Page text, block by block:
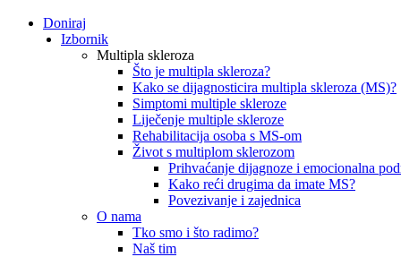
Doniraj
Izbornik
Multipla skleroza
Što je multipla skleroza?
Kako se dijagnosticira multipla skleroza (MS)?
Simptomi multiple skleroze
Liječenje multiple skleroze
Rehabilitacija osoba s MS-om
Život s multiplom sklerozom
Prihvaćanje dijagnoze i emocionalna
Kako reći drugima da imate MS?
Povezivanje i zajednica
O nama
Tko smo i što radimo?
Naš tim